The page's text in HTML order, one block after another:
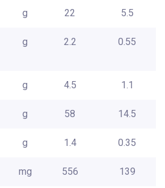
g 22 5.5
g 2.2 0.55
g 4.5 1.1
g 58 14.5
g 1.4 0.35
mg 556 139